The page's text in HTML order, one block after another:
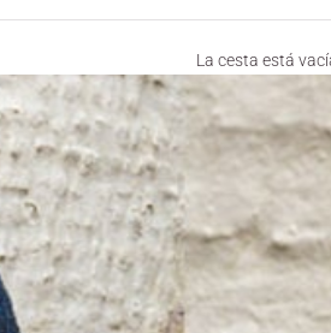
La cesta está